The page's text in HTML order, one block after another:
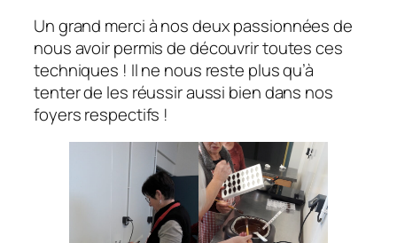
Un grand merci à nos deux passionnées de
nous avoir permis de découvrir toutes ces
techniques ! Il ne nous reste plus qu’à
tenter de les réussir aussi bien dans nos
foyers respectifs !